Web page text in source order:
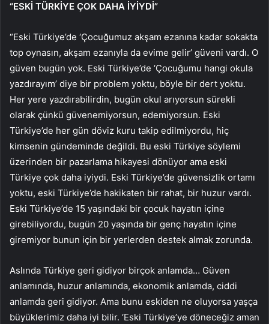
“ESKİ TÜRKİYE ÇOK DAHA İYİYDİ”
“Eski Türkiye’de ‘Çocuğumuz akşam ezanına kadar sokakta
top oynasın, akşam ezanıyla da evime gelir’ güveni vardı. O
güven bugün yok. Eski Türkiye’de ‘Çocuğumu hangi okula
yazdırayım’ diye bir problem yoktu, böyle bir dert yoktu.
Her yere yazdırabilirdin, bugün okul arıyorsun sürekli
olarak çünkü güvenemiyorsun, edemiyorsun. Eski
Türkiye’de her gün döviz kuru takip edilmiyordu, hiç
kimsenin gündeminde değildi. Bu eski Türkiye söylemi
üzerinden bir pazarlama hikayesi dönüyor ama eski
Türkiye çok daha iyiydi. Eski Türkiye’de güvensizlik ortamı
yoktu, eski Türkiye’de hakikaten bir rahat, bir huzur vardı.
Eski Türkiye’de 15 yaşındaki bir çocuk hayatın içine
girebiliyordu, bugün 20 yaşında bir genç hayatın içine
giremiyor bunun için bir yerlerden destek almak zorunda.
Aslında Türkiye geri gidiyor birçok anlamda… Güven
anlamında, huzur anlamında, ekonomik anlamda, ciddi
anlamda geri gidiyor. Ama bunu eskiden ne oluyorsa yaşça
büyüklerimiz daha iyi bilir. ‘Eski Türkiye’ye döneceğiz aman